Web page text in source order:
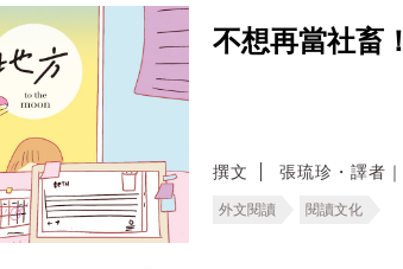
不想再當社畜
撰文 張琉珍・譯者
外文閱讀 閱讀文化